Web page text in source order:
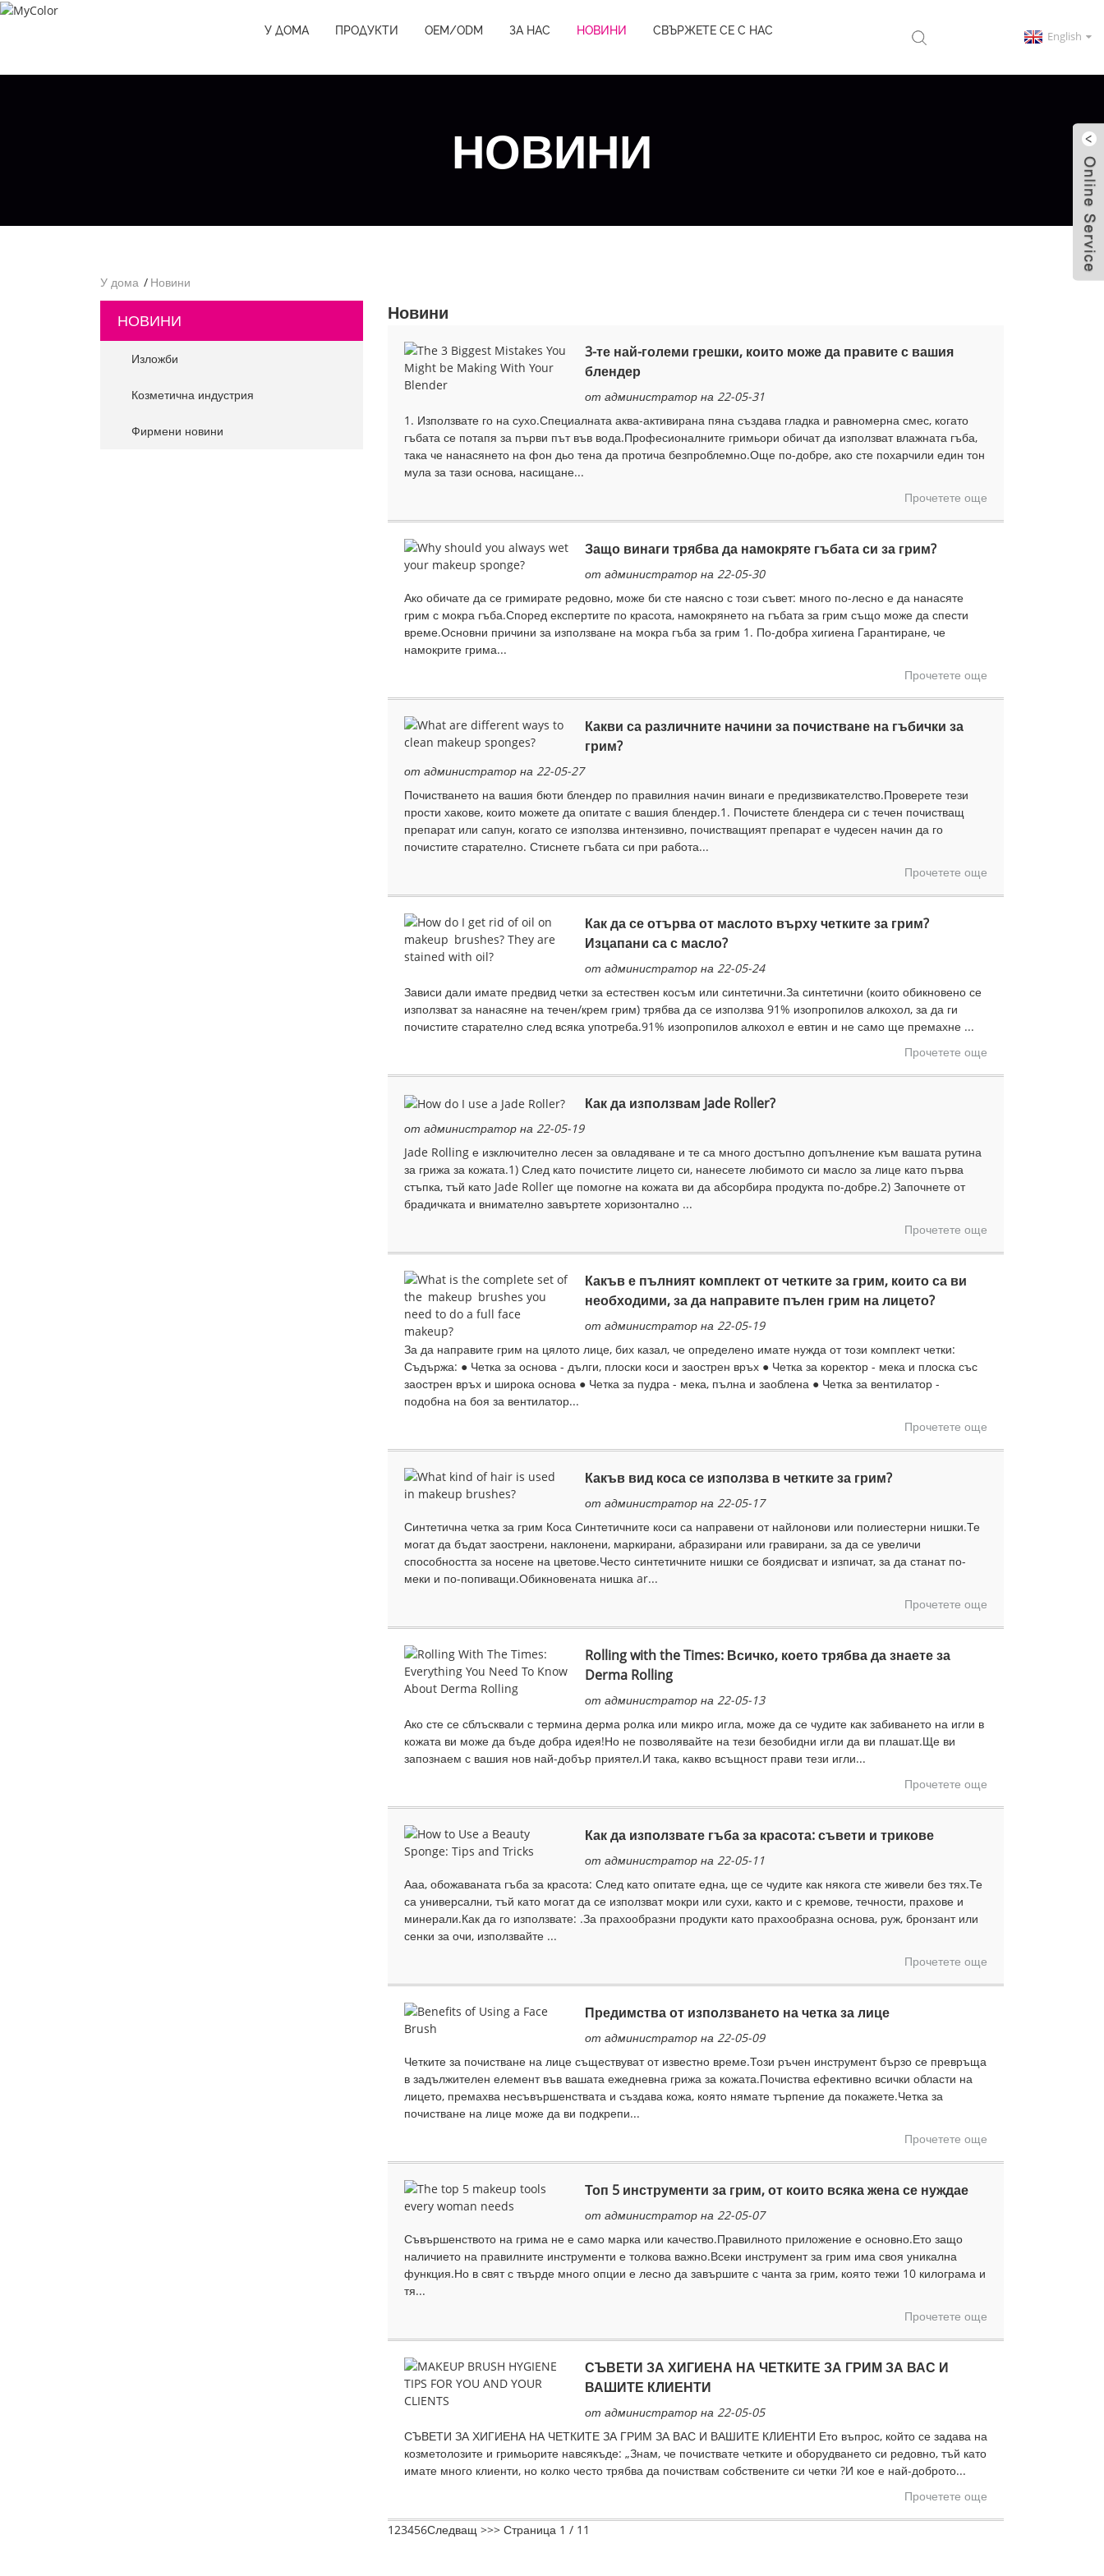
English
У ДОМА ПРОДУКТИ OEM/ODM ЗА НАС НОВИНИ СВЪРЖЕТЕ СЕ С НАС
НОВИНИ
У дома Новини
НОВИНИ
Изложби
Козметична индустрия
Фирмени новини
Новини
3-те най-големи грешки, които може да правите с вашия
блендер
от администратор на 22-05-31
1. Използвате го на сухо.Специалната аква-активирана пяна създава гладка и равномерна смес, когато
гъбата се потапя за първи път във вода.Професионалните гримьори обичат да използват влажната гъба,
така че нанасянето на фон дьо тена да протича безпроблемно.Още по-добре, ако сте похарчили един тон
мула за тази основа, насищане...
Прочетете още
Защо винаги трябва да намокряте гъбата си за грим?
от администратор на 22-05-30
Ако обичате да се гримирате редовно, може би сте наясно с този съвет: много по-лесно е да нанасяте
грим с мокра гъба.Според експертите по красота, намокрянето на гъбата за грим също може да спести
време.Основни причини за използване на мокра гъба за грим 1. По-добра хигиена Гарантиране, че
намокрите грима...
Прочетете още
Какви са различните начини за почистване на гъбички за
грим?
от администратор на 22-05-27
Почистването на вашия бюти блендер по правилния начин винаги е предизвикателство.Проверете тези
прости хакове, които можете да опитате с вашия блендер.1. Почистете блендера си с течен почистващ
препарат или сапун, когато се използва интензивно, почистващият препарат е чудесен начин да го
почистите старателно. Стиснете гъбата си при работа...
Прочетете още
Как да се отърва от маслото върху четките за грим?
Изцапани са с масло?
от администратор на 22-05-24
Зависи дали имате предвид четки за естествен косъм или синтетични.За синтетични (които обикновено се
използват за нанасяне на течен/крем грим) трябва да се използва 91% изопропилов алкохол, за да ги
почистите старателно след всяка употреба.91% изопропилов алкохол е евтин и не само ще премахне ...
Прочетете още
Как да използвам Jade Roller?
от администратор на 22-05-19
Jade Rolling е изключително лесен за овладяване и те са много достъпно допълнение към вашата рутина
за грижа за кожата.1) След като почистите лицето си, нанесете любимото си масло за лице като първа
стъпка, тъй като Jade Roller ще помогне на кожата ви да абсорбира продукта по-добре.2) Започнете от
брадичката и внимателно завъртете хоризонтално ...
Прочетете още
Какъв е пълният комплект от четките за грим, които са ви
необходими, за да направите пълен грим на лицето?
от администратор на 22-05-19
За да направите грим на цялото лице, бих казал, че определено имате нужда от този комплект четки:
Съдържа: ● Четка за основа - дълги, плоски коси и заострен връх ● Четка за коректор - мека и плоска със
заострен връх и широка основа ● Четка за пудра - мека, пълна и заоблена ● Четка за вентилатор -
подобна на боя за вентилатор...
Прочетете още
Какъв вид коса се използва в четките за грим?
от администратор на 22-05-17
Синтетична четка за грим Коса Синтетичните коси са направени от найлонови или полиестерни нишки.Те
могат да бъдат заострени, наклонени, маркирани, абразирани или гравирани, за да се увеличи
способността за носене на цветове.Често синтетичните нишки се боядисват и изпичат, за да станат по-
меки и по-попиващи.Обикновената нишка ar...
Прочетете още
Rolling with the Times: Всичко, което трябва да знаете за
Derma Rolling
от администратор на 22-05-13
Ако сте се сблъсквали с термина дерма ролка или микро игла, може да се чудите как забиването на игли в
кожата ви може да бъде добра идея!Но не позволявайте на тези безобидни игли да ви плашат.Ще ви
запознаем с вашия нов най-добър приятел.И така, какво всъщност прави тези игли...
Прочетете още
Как да използвате гъба за красота: съвети и трикове
от администратор на 22-05-11
Ааа, обожаваната гъба за красота: След като опитате една, ще се чудите как някога сте живели без тях.Те
са универсални, тъй като могат да се използват мокри или сухи, както и с кремове, течности, прахове и
минерали.Как да го използвате: .За прахообразни продукти като прахообразна основа, руж, бронзант или
сенки за очи, използвайте ...
Прочетете още
Предимства от използването на четка за лице
от администратор на 22-05-09
Четките за почистване на лице съществуват от известно време.Този ръчен инструмент бързо се превръща
в задължителен елемент във вашата ежедневна грижа за кожата.Почиства ефективно всички области на
лицето, премахва несъвършенствата и създава кожа, която нямате търпение да покажете.Четка за
почистване на лице може да ви подкрепи...
Прочетете още
Топ 5 инструменти за грим, от които всяка жена се нуждае
от администратор на 22-05-07
Съвършенството на грима не е само марка или качество.Правилното приложение е основно.Ето защо
наличието на правилните инструменти е толкова важно.Всеки инструмент за грим има своя уникална
функция.Но в свят с твърде много опции е лесно да завършите с чанта за грим, която тежи 10 килограма и
тя...
Прочетете още
СЪВЕТИ ЗА ХИГИЕНА НА ЧЕТКИТЕ ЗА ГРИМ ЗА ВАС И
ВАШИТЕ КЛИЕНТИ
от администратор на 22-05-05
СЪВЕТИ ЗА ХИГИЕНА НА ЧЕТКИТЕ ЗА ГРИМ ЗА ВАС И ВАШИТЕ КЛИЕНТИ Ето въпрос, който се задава на
козметолозите и гримьорите навсякъде: „Знам, че почиствате четките и оборудването си редовно, тъй като
имате много клиенти, но колко често трябва да почиствам собствените си четки ?И кое е най-доброто...
Прочетете още
123456Следващ >>> Страница 1 / 11